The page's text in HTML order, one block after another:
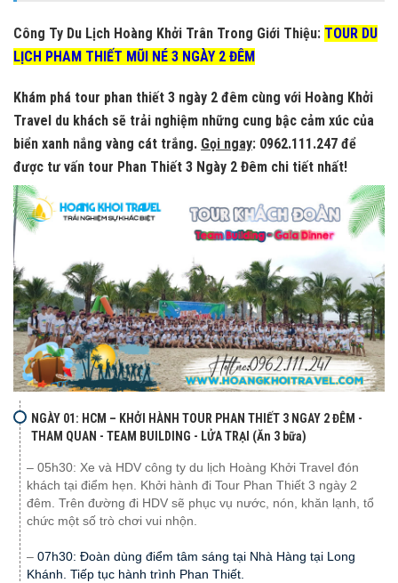
Công Ty Du Lịch Hoàng Khởi Trân Trong Giới Thiệu: TOUR DU
LỊCH PHAM THIẾT MŨI NÉ 3 NGÀY 2 ĐÊM
Khám phá tour phan thiết 3 ngày 2 đêm cùng với Hoàng Khởi
Travel du khách sẽ trải nghiệm những cung bậc cảm xúc của
biển xanh nắng vàng cát trắng. Gọi ngay: 0962.111.247 để
được tư vấn tour Phan Thiết 3 Ngày 2 Đêm chi tiết nhất!
NGÀY 01: HCM – KHỞI HÀNH TOUR PHAN THIẾT 3 NGAY 2 ĐÊM -
THAM QUAN - TEAM BUILDING - LỬA TRẠI (Ăn 3 bữa)
– 05h30: Xe và HDV công ty du lịch Hoàng Khởi Travel đón
khách tại điểm hẹn. Khởi hành đi Tour Phan Thiết 3 ngày 2
đêm. Trên đường đi HDV sẽ phục vụ nước, nón, khăn lạnh, tổ
chức một số trò chơi vui nhộn.
– 07h30: Đoàn dùng điểm tâm sáng tại Nhà Hàng tại Long
Khánh. Tiếp tục hành trình Phan Thiết.